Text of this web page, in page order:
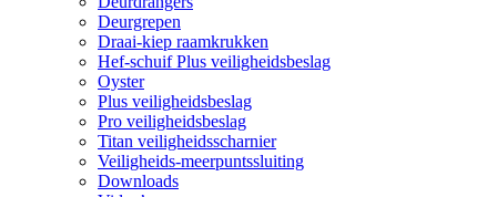
Deurgrepen
Draai-kiep raamkrukken
Hef-schuif Plus veiligheidsbeslag
Oyster
Plus veiligheidsbeslag
Pro veiligheidsbeslag
Titan veiligheidsscharnier
Veiligheids-meerpuntssluiting
Downloads